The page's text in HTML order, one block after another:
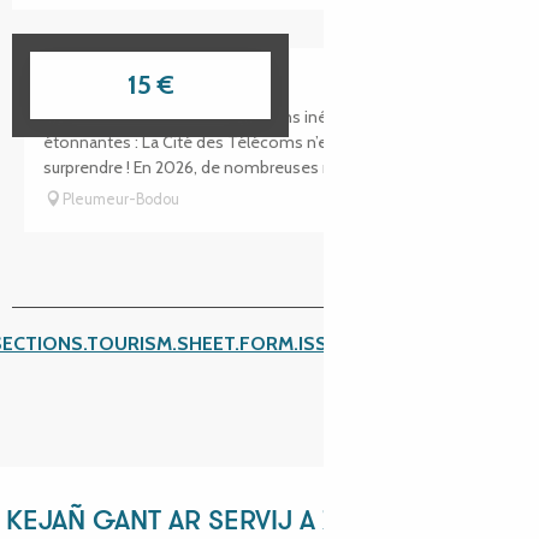
15€
Cité des télécoms
Nouvelles expositions, animations inédites et découvertes
étonnantes : La Cité des Télécoms n’en fini pas de vous
surprendre ! En 2026, de nombreuses nouveautés vous...
Pleumeur-Bodou
KEJAÑ GANT AR SERVIJ A ZEU !